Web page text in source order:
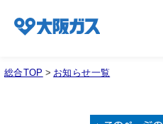
企業情報TOP
総合TOP > お知らせ一覧